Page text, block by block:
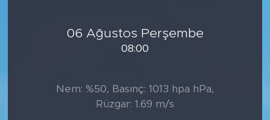
06 Ağustos Perşembe
08:00
Nem: %50, Basınç: 1013 hpa hPa,
Rüzgar: 1.69 m/s